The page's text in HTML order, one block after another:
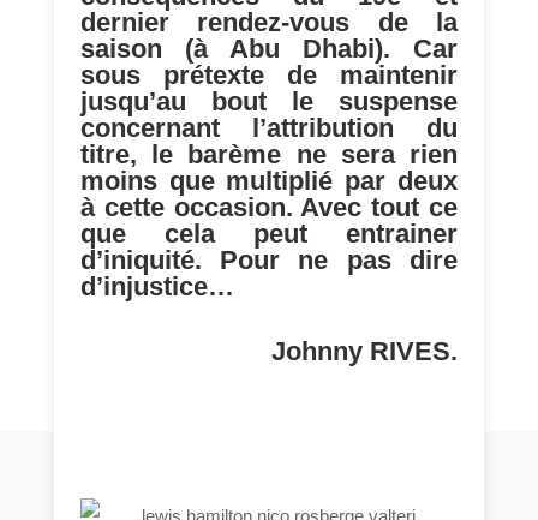
dernier rendez-vous de la
saison (à Abu Dhabi). Car
sous prétexte de maintenir
jusqu’au bout le suspense
concernant l’attribution du
titre, le barème ne sera rien
moins que multiplié par deux
à cette occasion. Avec tout ce
que cela peut entrainer
d’iniquité. Pour ne pas dire
d’injustice…
Johnny RIVES.